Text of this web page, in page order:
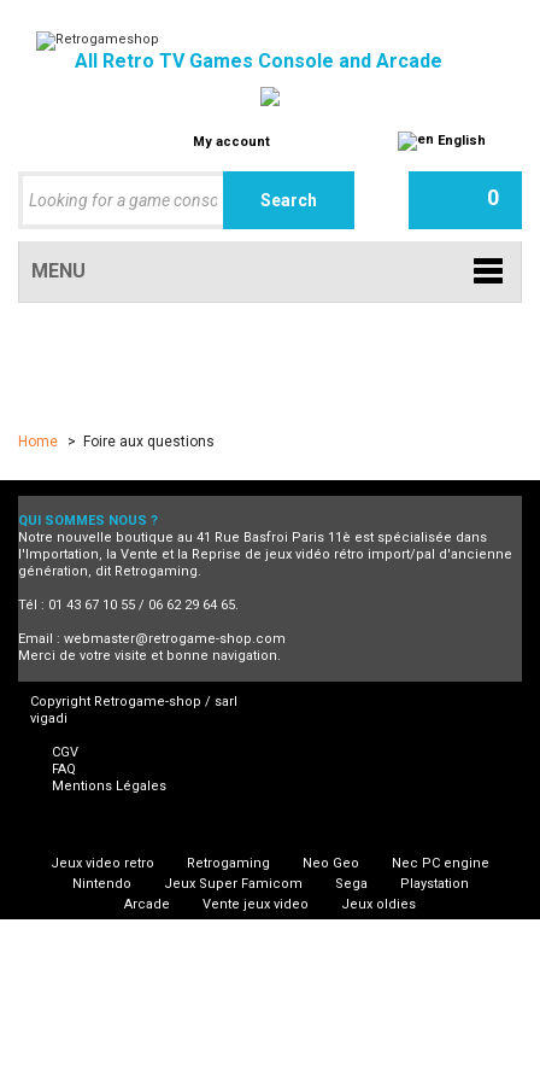
All Retro TV Games Console and Arcade
My account English
0
MENU
Home > Foire aux questions
QUI SOMMES NOUS ?
Notre nouvelle boutique au 41 Rue Basfroi Paris 11è est spécialisée dans
l'Importation, la Vente et la Reprise de jeux vidéo rétro import/pal d'ancienne
génération, dit Retrogaming.
Tél : 01 43 67 10 55 / 06 62 29 64 65.
Email : webmaster@retrogame-shop.com
Merci de votre visite et bonne navigation.
Copyright Retrogame-shop / sarl
vigadi
CGV
FAQ
Mentions Légales
Jeux video retro Retrogaming Neo Geo
Nec PC engine
Nintendo
Jeux Super Famicom Sega
Playstation
Arcade
Vente jeux video Jeux oldies